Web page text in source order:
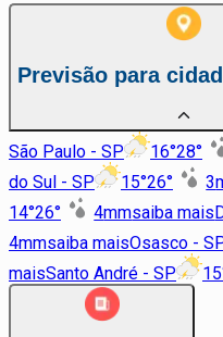
Previsão para
São Paulo - SP 16°28°
do Sul - SP
15°26° 3
14°26° 4mmsaiba mais
4mmsaiba maisOsasco -
maisSanto André - SP 15